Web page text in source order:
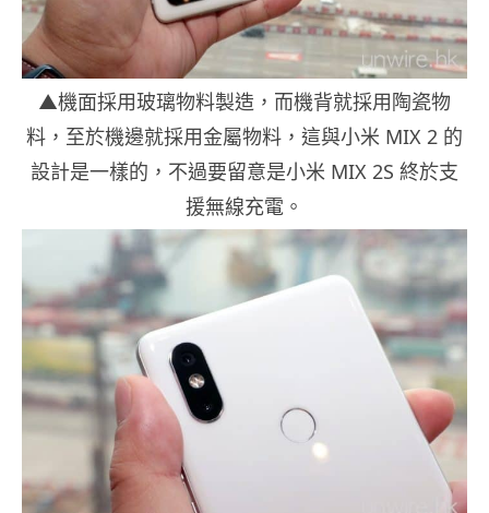
▲機面採用玻璃物料製造，而機背就採用陶瓷物
料，至於機邊就採用金屬物料，這與小米 MIX 2 的
設計是一樣的，不過要留意是小米 MIX 2S 終於支
援無線充電。